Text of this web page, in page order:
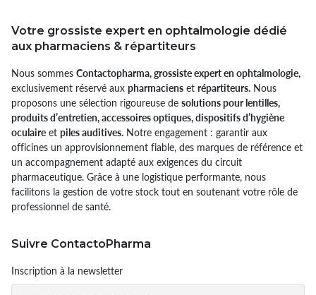
Votre grossiste expert en ophtalmologie dédié
aux pharmaciens & répartiteurs
Nous sommes Contactopharma, grossiste expert en ophtalmologie,
exclusivement réservé aux pharmaciens et répartiteurs. Nous
proposons une sélection rigoureuse de solutions pour lentilles,
produits d’entretien, accessoires optiques, dispositifs d’hygiène
oculaire et piles auditives. Notre engagement : garantir aux
officines un approvisionnement fiable, des marques de référence et
un accompagnement adapté aux exigences du circuit
pharmaceutique. Grâce à une logistique performante, nous
facilitons la gestion de votre stock tout en soutenant votre rôle de
professionnel de santé.
Suivre ContactoPharma
Inscription à la newsletter
Email